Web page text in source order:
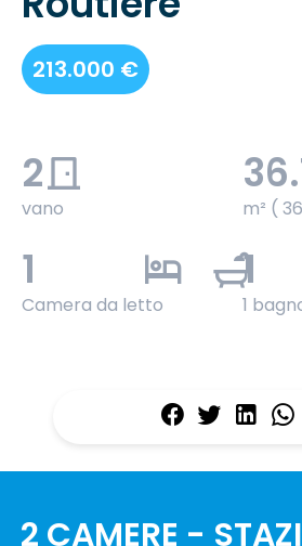
213.000 €
2
vano m² (
1
Camera da letto
1
1
2 CAMERE -